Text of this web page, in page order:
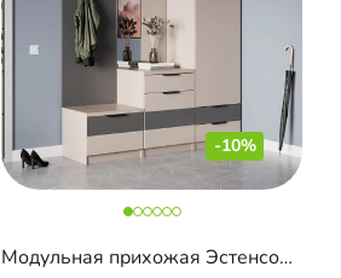
-10%
Модульная прихожая Эстенсон-4